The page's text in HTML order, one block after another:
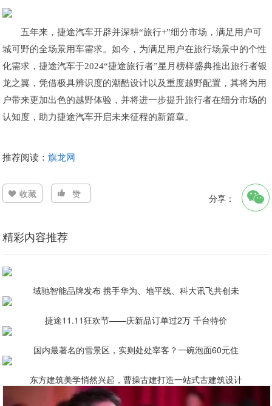
五年来，捷途汽车开辟并深耕“旅行+”细分市场，满足用户可
城可野的全场景用车需求。如今，为满足用户在旅行场景中的个性
化需求，捷途汽车于2024“捷途旅行者”星月榜样盛典推出旅行者银
龙之翼，凭借极具辨识度的潮酷设计以及重度越野配置，其将为用
户带来更加出色的越野体验，并将进一步提升旅行者在细分市场的
认知度，助力捷途汽车开启未来征程的新篇章。
推荐阅读：旗龙网
收藏 赞 分享：
精彩内容推荐
域驰智能品牌发布 携手华为、地平线、科大讯飞共创未
捷途11.11狂欢节——庆新品订单过2万 千台特价
国内最著名的雪景区，实则处处宰客？一碗泡面60元住
东方建筑美学悄然兴起，曹操古建打造一站式古建筑设计